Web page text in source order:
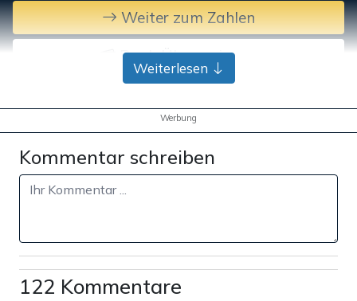
Weiter zum Zahlen
Bank-Überweisung
Weiterlesen
Werbung
Kommentar schreiben
122 Kommentare